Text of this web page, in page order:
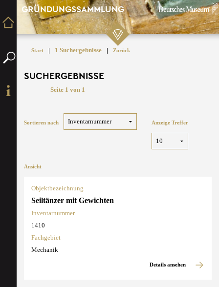
GRÜNDUNGSSAMMLUNG
Start | 1 Suchergebnisse | Zurück
SUCHERGEBNISSE
Seite 1 von 1
Sortieren nach Anzeige Treffer
Ansicht
Objektbezeichnung
Seiltänzer mit Gewichten
Inventarnummer
1410
Fachgebiet
Mechanik
Details ansehen